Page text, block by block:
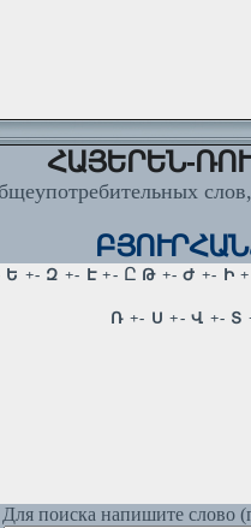
ՀԱՅԵՐԵՆ-
Для поиска напишите слово